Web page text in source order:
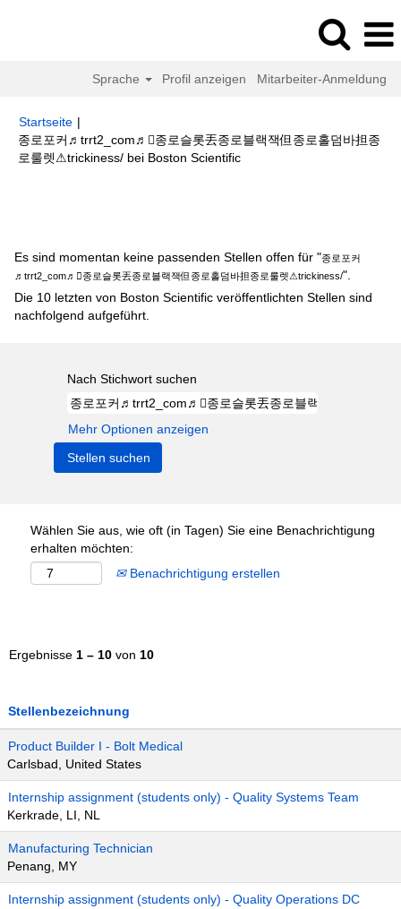
Sprache Profil anzeigen Mitarbeiter-Anmeldung
Startseite |
종로포커♬trrt2_com♬종로슬롯丟종로블랙잭但종로홀덤바担종
로룰렛⚠trickiness/ bei Boston Scientific(aktuelle
Es sind momentan keine passenden Stellen offen für "종로포커
♬trrt2_com♬종로슬롯丟종로블랙잭但종로홀덤바担종로룰렛⚠trickiness/".
Die 10 letzten von Boston Scientific veröffentlichten Stellen sind
nachfolgend aufgeführt.
Nach Stichwort suchen
Mehr Optionen anzeigen
Wählen Sie aus, wie oft (in Tagen) Sie eine Benachrichtigung
erhalten möchten:
Benachrichtigung erstellen
Ergebnisse 1 – 10 von 10
Stellenbezeichnung
Product Builder I - Bolt Medical
Carlsbad, United States
Internship assignment (students only) - Quality Systems Team
Kerkrade, LI, NL
Manufacturing Technician
Penang, MY
Internship assignment (students only) - Quality Operations DC